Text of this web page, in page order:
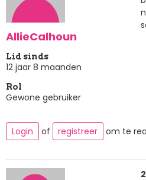
AllieCalhoun
Lid sinds
12 jaar 8 maanden
Rol
Gewone gebruiker
Login of registreer om te